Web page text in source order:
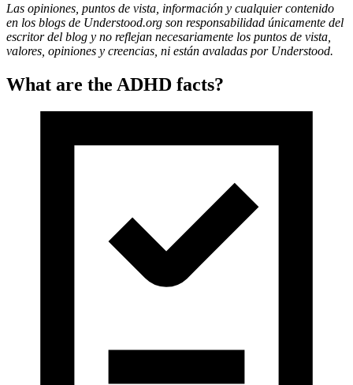
Las opiniones, puntos de vista, información y cualquier contenido
en los blogs de Understood.org son responsabilidad únicamente del
escritor del blog y no reflejan necesariamente los puntos de vista,
valores, opiniones y creencias, ni están avaladas por Understood.
What are the ADHD facts?